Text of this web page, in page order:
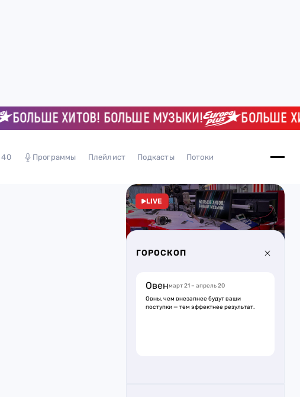
ХИТОВ! БОЛЬШЕ МУЗЫКИ! БОЛЬШЕ
40 Программы Плейлист Подкасты Потоки
LIVE
ГОРОСКОП
Овенмарт 21 – апрель 20
Овны, чем внезапнее будут ваши
поступки — тем эффектнее результат.